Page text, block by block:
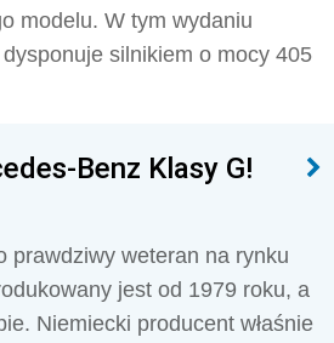
modelu. W tym wydaniu
silnikiem o mocy 405
Benz Klasy G!
prawdziwy weteran na rynku
jest od 1979 roku, a
Niemiecki producent właśnie